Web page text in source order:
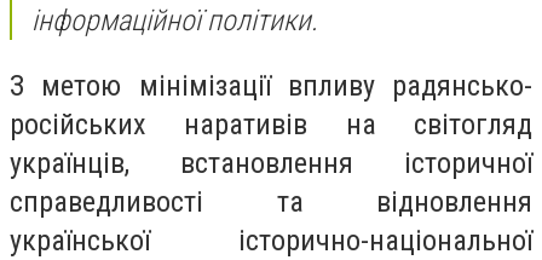
інформаційної політики.
З метою мінімізації впливу радянсько-
російських наративів на світогляд
українців, встановлення історичної
справедливості та відновлення
української історично-національної